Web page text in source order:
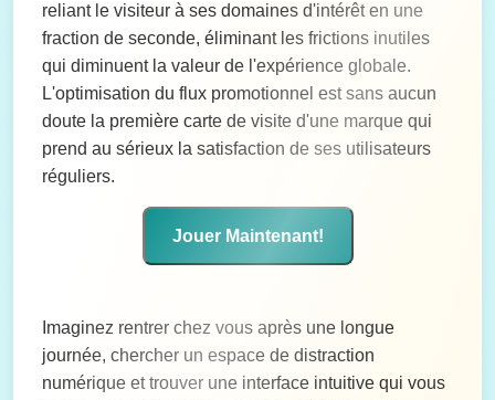
reliant le visiteur à ses domaines d'intérêt en une
fraction de seconde, éliminant les frictions inutiles
qui diminuent la valeur de l'expérience globale.
L'optimisation du flux promotionnel est sans aucun
doute la première carte de visite d'une marque qui
prend au sérieux la satisfaction de ses utilisateurs
réguliers.
Jouer Maintenant!
Imaginez rentrer chez vous après une longue
journée, chercher un espace de distraction
numérique et trouver une interface intuitive qui vous